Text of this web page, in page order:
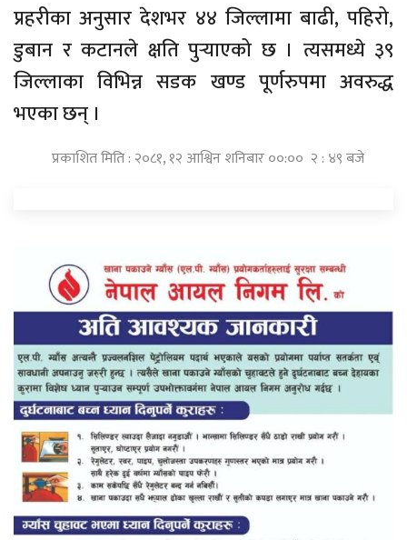
प्रहरीका अनुसार देशभर ४४ जिल्लामा बाढी, पहिरो,
डुबान र कटानले क्षति पुर्‍याएको छ । त्यसमध्ये ३९
जिल्लाका विभिन्न सडक खण्ड पूर्णरुपमा अवरुद्ध
भएका छन् ।
प्रकाशित मिति : २०८१, १२ आश्विन शनिबार ००:०० २ : ४९ बजे